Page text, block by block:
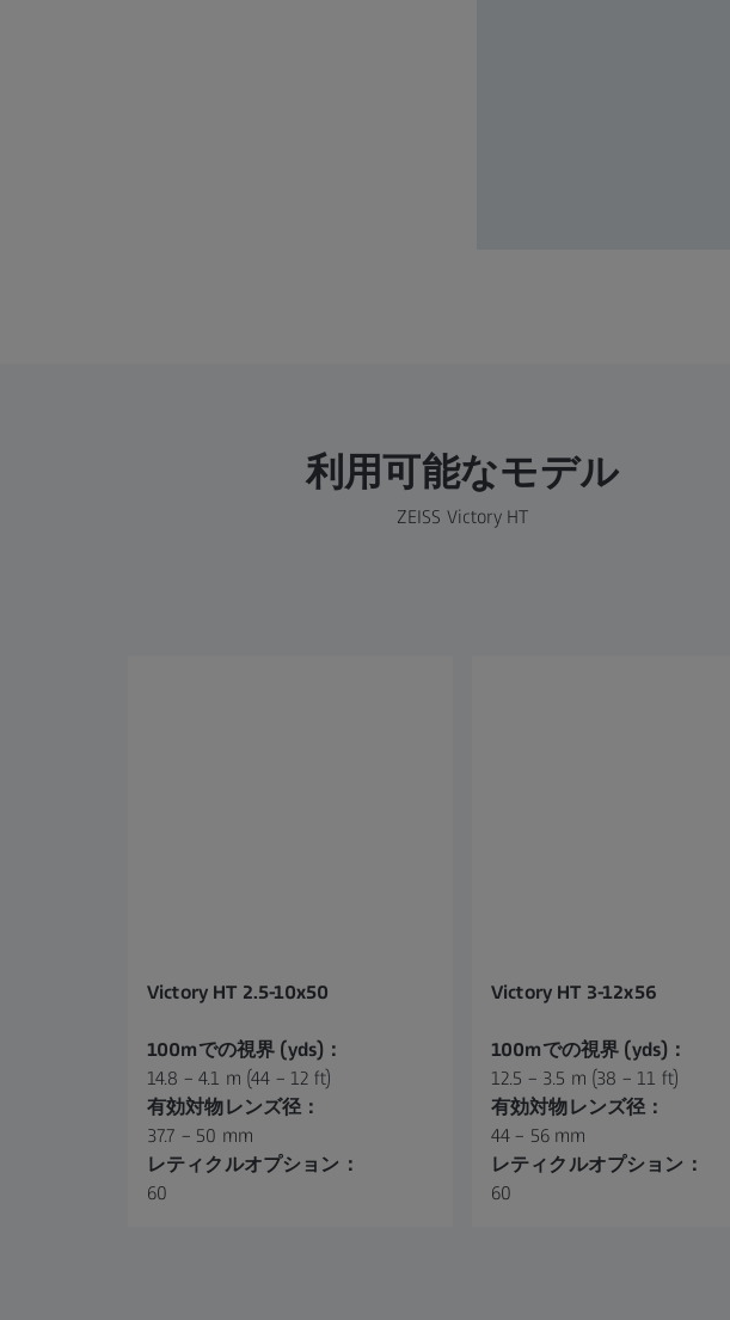
利用可能なモデル
ZEISS Victory HT
Victory HT 2.5-10x50
100mでの視界 (yds)：
14.8 – 4.1 m (44 – 12 ft)
有効対物レンズ径：
37.7 – 50 mm
レティクルオプション：
60
Victory HT 3-12x56
100mでの視界 (yds)：
12.5 – 3.5 m (38 – 11 ft)
有効対物レンズ径：
44 – 56 mm
レティクルオプション：
60